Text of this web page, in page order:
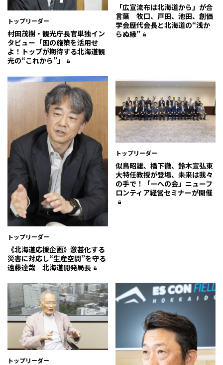
トップリーダー
村田茂樹・観光庁長官単独イン
タビュー「国の施策を活用せ
よ！トップが期待する北海道観
光の“これから”」
価学会
「広宣流布は北海道から」が合
言葉 牧口、戸田、池田、創価
学会歴代会長と北海道の“浅か
らぬ縁”
トップリーダー
《北海道応援企画》激甚化する
災害に対応し“生産空間”を守る――
遠藤達哉 北海道開発局長
トップリーダー
似鳥昭雄、橋下徹、鈴木宣弘東
大特任教授が登場、未来は我々
の手で！「一への会」ニューフ
ロンティア経営セミナーが開催
トップリーダー